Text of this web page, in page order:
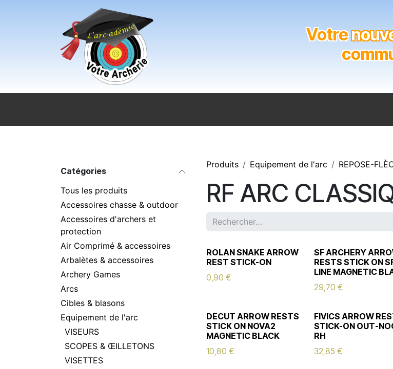
Votre
Catégories
Tous les produits
Accessoires chasse & outdoor
Accessoires d'archers et
protection
Air Comprimé & accessoires
Arbalètes & accessoires
Archery Games
Arcs
Cibles & blasons
Equipement de l'arc
VISEURS
SCOPES & ŒILLETONS
VISETTES
Produits Equipement de l'arc REPOSE-
RF ARC
ROLAN SNAKE ARROW
REST STICK-ON
0,90 €
SF ARCHERY
RESTS STICK ON
LINE MAGNETIC
29,70 €
DECUT ARROW RESTS
STICK ON NOVA2
MAGNETIC BLACK
10,80 €
FIVICS ARROW
STICK-ON OUT-
RH
32,85 €